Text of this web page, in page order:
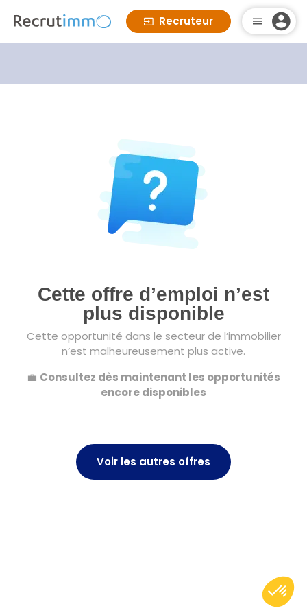
Recruteur
Cette offre d’emploi n’est
plus disponible
Cette opportunité dans le secteur de l’immobilier
n’est malheureusement plus active.
💼 Consultez dès maintenant les opportunités
encore disponibles
Voir les autres offres